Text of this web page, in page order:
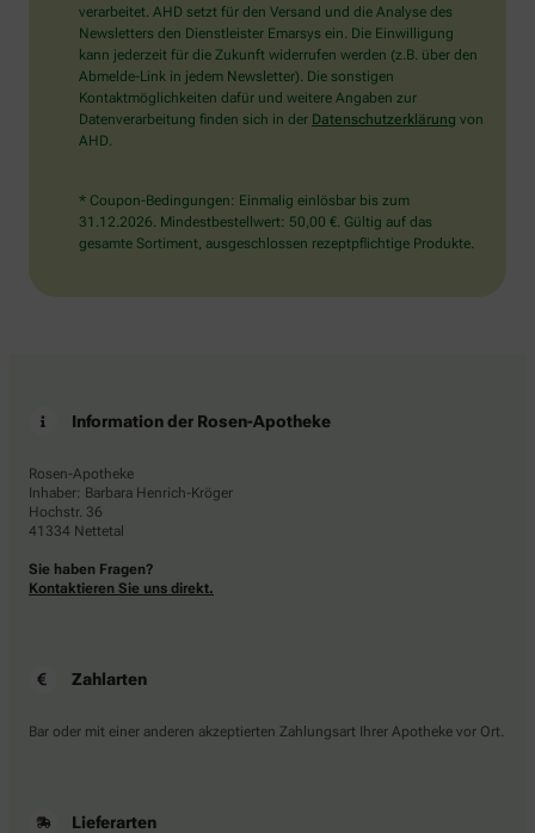
bitte
das
Haus.
verarbeitet. AHD setzt für den Versand und die Analyse des
Newsletters den Dienstleister Emarsys ein. Die Einwilligung
kann jederzeit für die Zukunft widerrufen werden (z.B. über den
Abmelde-Link in jedem Newsletter). Die sonstigen
Kontaktmöglichkeiten dafür und weitere Angaben zur
Datenverarbeitung finden sich in der Datenschutzerklärung von
AHD.
* Coupon-Bedingungen: Einmalig einlösbar bis zum
31.12.2026. Mindestbestellwert: 50,00 €. Gültig auf das
gesamte Sortiment, ausgeschlossen rezeptpflichtige Produkte.
Information der Rosen-Apotheke
Rosen-Apotheke
Inhaber: Barbara Henrich-Kröger
Hochstr. 36
41334 Nettetal
Sie haben Fragen?
Kontaktieren Sie uns direkt.
Zahlarten
Bar oder mit einer anderen akzeptierten Zahlungsart Ihrer Apotheke vor Ort.
Lieferarten